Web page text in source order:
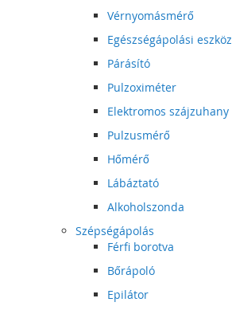
Vérnyomásmérő
Egészségápolási eszköz
Párásító
Pulzoximéter
Elektromos szájzuhany
Pulzusmérő
Hőmérő
Lábáztató
Alkoholszonda
Szépségápolás
Férfi borotva
Bőrápoló
Epilátor